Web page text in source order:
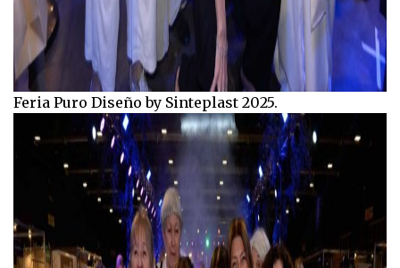
Feria Puro Diseño by Sinteplast 2025.